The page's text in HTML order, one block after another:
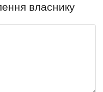
власнику